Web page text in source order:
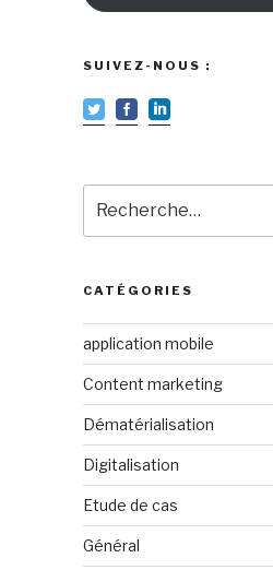
SUIVEZ-NOUS :
pour
:
CATÉGORIES
application mobile
Content marketing
Dématérialisation
Digitalisation
Etude de cas
Général